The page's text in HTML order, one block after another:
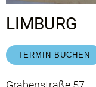
LIMBURG
TERMIN BUCHEN